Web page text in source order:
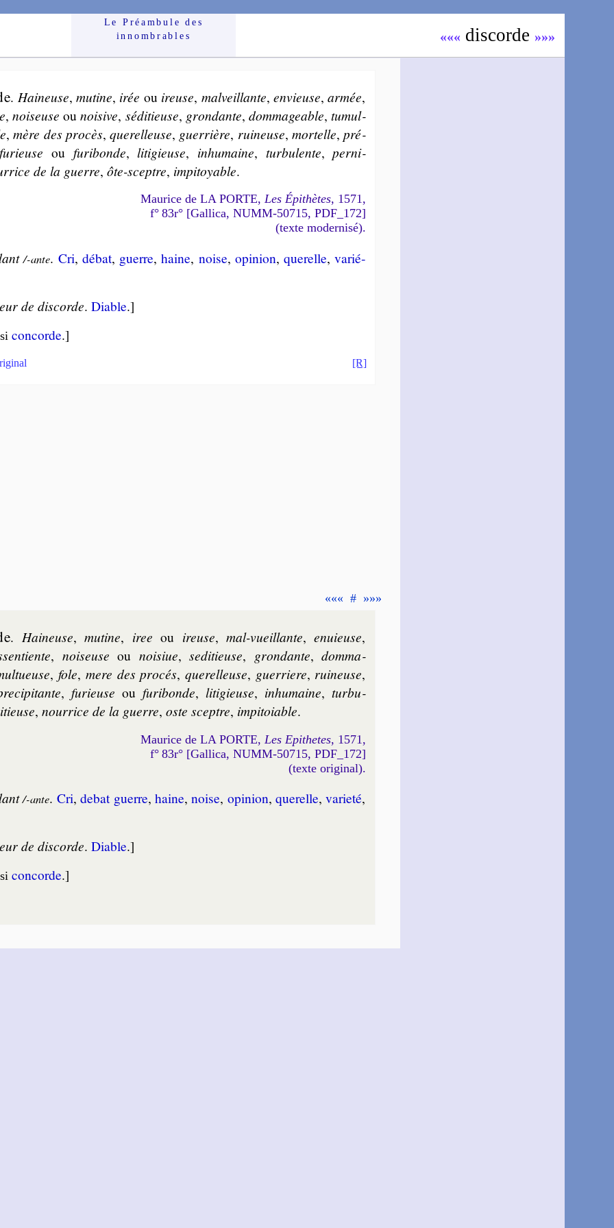
Le Préam­bule des
innom­brables
««« dis­cor­de »»»
. Hai­neuse, mu­tine, irée ou ireuse, mal­veil­lante,en­vieuse,armée,
, noi­seuse ounoi­sive, sé­di­tieuse, gron­dante,dom­ma­geable,tu­mul­
,mère des pro­cès,que­rel­leuse, guer­rière, rui­neuse,mor­telle,pré­
fu­rieuse ou fu­ri­bonde,li­ti­gieuse, in­hu­maine, tur­bu­lente,per­ni­
de la guerre, ôte-sceptre, im­pi­toyable.
Maurice de LA PORTE,Les Épithètes, 1571,
f° 83r° [Gallica, NUMM-50715, PDF_172]
(texte modernisé).
/-ante. Cri, dé­bat, guerre,haine, noise, opi­nion,que­relle,va­rié­
de dis­corde.Diable.]
concorde.]
[R]
««« # »»»
. Hai­neuse,mu­tine, iree ou ireuse, mal-vueillante,en­uieuse,
, noi­seuse ou noi­siue,se­di­tieuse, gron­dante,dom­ma­
,fole, mere des pro­cés, que­rel­leuse, guer­riere, rui­neuse,
, fu­rieuse oufu­ri­bonde,li­ti­gieuse, in­hu­maine,tur­bu­
, nour­rice de la guerre, oste sceptre, im­pi­toiable.
Maurice de LA PORTE, Les Epithetes, 1571,
f° 83r° [Gallica, NUMM-50715, PDF_172]
(texte original).
/-ante. Cri,de­bat guerre, haine,noise, opi­nion,que­relle,va­rie­té,
de dis­corde.Diable.]
concorde.]